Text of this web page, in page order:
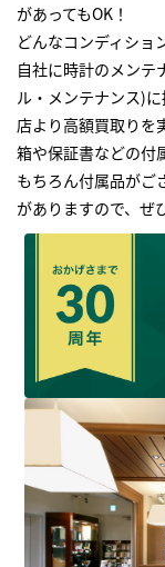
があってもOK！
どんなコンディショ
自社に時計のメンテ
ル・メンテナンス)
店より高額買取りを
箱や保証書などの付
もちろん付属品がご
がありますので、ぜ